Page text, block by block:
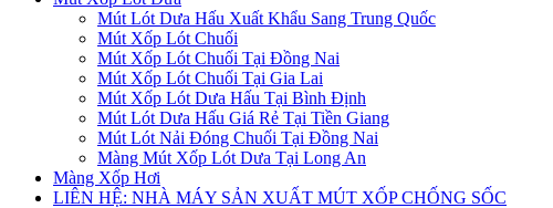
Mút Lót Dưa Hấu Xuất Khẩu Sang Trung Quốc
Mút Xốp Lót Chuối
Mút Xốp Lót Chuối Tại Đồng Nai
Mút Xốp Lót Chuối Tại Gia Lai
Mút Xốp Lót Dưa Hấu Tại Bình Định
Mút Lót Dưa Hấu Giá Rẻ Tại Tiền Giang
Mút Lót Nải Đóng Chuối Tại Đồng Nai
Màng Mút Xốp Lót Dưa Tại Long An
Màng Xốp Hơi
LIÊN HỆ: NHÀ MÁY SẢN XUẤT MÚT XỐP CHỐNG SỐC